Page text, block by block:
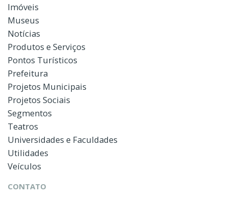
Imóveis
Museus
Notícias
Produtos e Serviços
Pontos Turísticos
Prefeitura
Projetos Municipais
Projetos Sociais
Segmentos
Teatros
Universidades e Faculdades
Utilidades
Veículos
CONTATO